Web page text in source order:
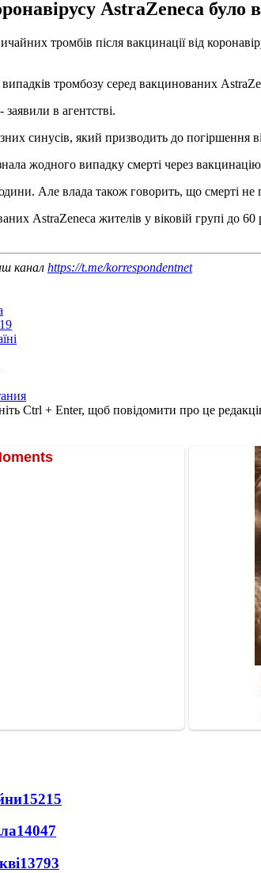
AstraZeneca було
тромбів після вакцинації від
тромбозу серед вакцинованих
в агентстві.
синусів, який призводить до погіршення
жодного випадку смерті через
Але влада також говорить, що смерті не
AstraZeneca жителів у віковій групі до 60
канал https://t.me/korrespondentnet
Ctrl + Enter, щоб повідомити про це
15215
14047
13793